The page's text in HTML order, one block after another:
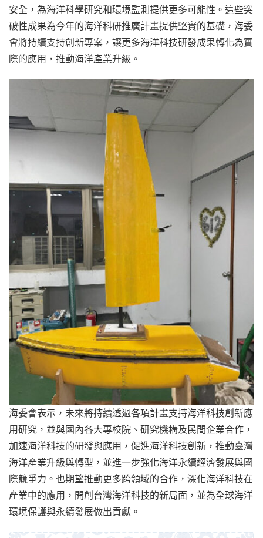
安全，為海洋科學研究和環境監測提供更多可能性。這些突
破性成果為今年的海洋科研推廣計畫提供堅實的基礎，海委
會將持續支持創新專案，讓更多海洋科技研發成果轉化為實
際的應用，推動海洋產業升級。
海委會表示，未來將持續透過各項計畫支持海洋科技創新應
用研究，並與國內各大專校院、研究機構及民間企業合作，
加速海洋科技的研發與應用，促進海洋科技創新，推動臺灣
海洋產業升級與轉型，並進一步強化海洋永續經濟發展與國
際競爭力。也期望推動更多跨領域的合作，深化海洋科技在
產業中的應用，開創台灣海洋科技的新局面，並為全球海洋
環境保護與永續發展做出貢獻。